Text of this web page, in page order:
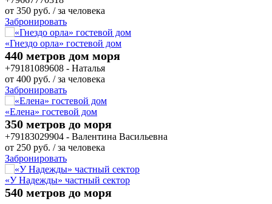
от 350 руб. / за человека
Забронировать
«Гнездо орла» гостевой дом
440 метров дом моря
+79181089608 - Наталья
от 400 руб. / за человека
Забронировать
«Елена» гостевой дом
350 метров до моря
+79183029904 - Валентина Васильевна
от 250 руб. / за человека
Забронировать
«У Надежды» частный сектор
540 метров до моря